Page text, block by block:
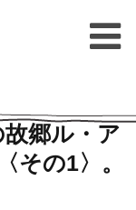
郷ル・ア
その1〉。